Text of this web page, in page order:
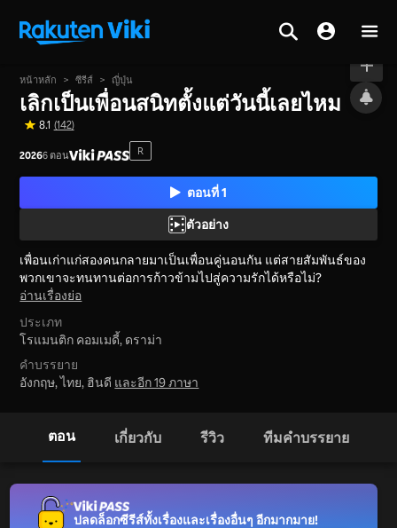
กำลังฉาย
หน้าหลัก > ซีรีส์ > ญี่ปุ่น
เลิกเป็นเพื่อนสนิทตั้งแต่วันนี้เลยไหม
8.1 (142)
20266 ตอน R
ตอนที่ 1
ตัวอย่าง
เพื่อนเก่าแก่สองคนกลายมาเป็นเพื่อนคู่นอนกัน แต่สายสัมพันธ์ของ
พวกเขาจะทนทานต่อการก้าวข้ามไปสู่ความรักได้หรือไม่?
อ่านเรื่องย่อ
ประเภท
โรแมนติก คอมเมดี้, ดราม่า
คำบรรยาย
อังกฤษ, ไทย, ฮินดี และอีก 19 ภาษา
ตอน เกี่ยวกับ รีวิว ทีมคำบรรยาย
ปลดล็อกซีรีส์ทั้งเรื่องและเรื่องอื่นๆ อีกมากมาย!